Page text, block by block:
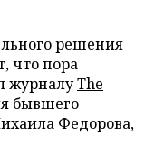
решения
что пора
журналуThe
бывшего
Федорова,